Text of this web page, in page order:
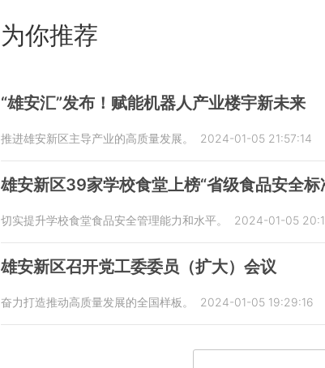
为你推荐
“雄安汇”发布！赋能机器人产业楼宇新未来
推进雄安新区主导产业的高质量发展。 2024-01-05 21:57:14
雄安新区39家学校食堂上榜“省级食品安全标
切实提升学校食堂食品安全管理能力和水平。 2024-01-05
雄安新区召开党工委委员（扩大）会议
奋力打造推动高质量发展的全国样板。 2024-01-05 19:29:16